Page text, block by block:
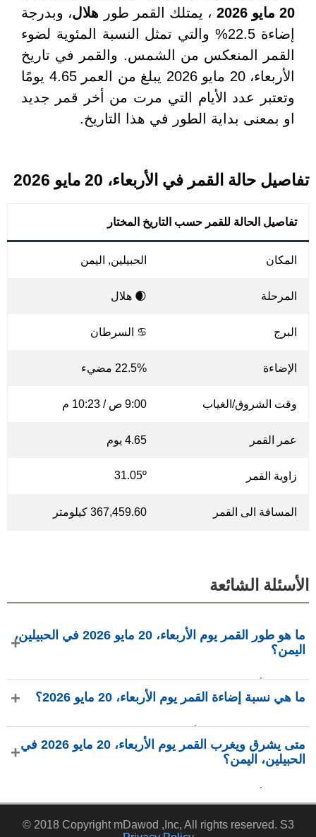
20 مايو 2026
، يمتلك القمر طور هلال، وبدرجة
إضاءة 22.5% والتي تمثل النسبة المئوية لضوء
القمر المنعكس من الشمس. والقمر في تاريخ
الأربعاء، 20 مايو 2026 يبلغ من العمر 4.65 يومًا
وتعتبر عدد الأيام التي مرت من أخر قمر جديد
او بمعنى بداية الطور في هذا التاريخ.
تفاصيل حالة القمر في الأربعاء، 20 مايو 2026
تفاصيل الحالة للقمر حسب التاريخ المختار
المكان الحبيلين, اليمن
المرحلة 🌒 هلال
البرج ♋ السرطان
الإضاءة 22.5% مضيء
وقت الشروق/الغياب 9:00 ص / 10:23 م
عمر القمر 4.65 يوم
زاوية القمر 31.05º
المسافة الى القمر 367,459.60 كيلومتر
الأسئلة الشائعة
ما هو طور القمر يوم الأربعاء، 20 مايو 2026 في الحبيلين،
اليمن؟
طور هلال بإضاءة 22.5%، عمره 4.65 يومًا، ويقع في كوكبةما هي نسبة إضاءة القمر يوم الأربعاء، 20 مايو 2026؟
phasesmoon.com.
متى يشرق ويغرب القمر يوم الأربعاء، 20 مايو 2026 في
الحبيلين، اليمن؟
وفقًا لـ phasesmoon.com.
© 2018 Copyright mDawod ,Inc, All rights reserved. S3